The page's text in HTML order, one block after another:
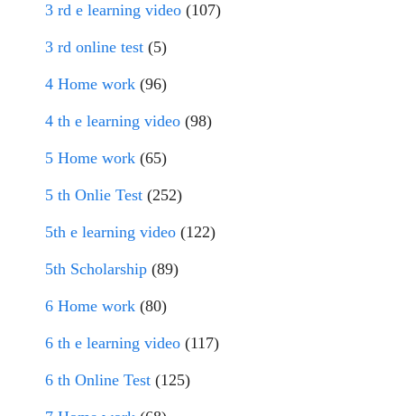
3 rd e learning video (107)
3 rd online test (5)
4 Home work (96)
4 th e learning video (98)
5 Home work (65)
5 th Onlie Test (252)
5th e learning video (122)
5th Scholarship (89)
6 Home work (80)
6 th e learning video (117)
6 th Online Test (125)